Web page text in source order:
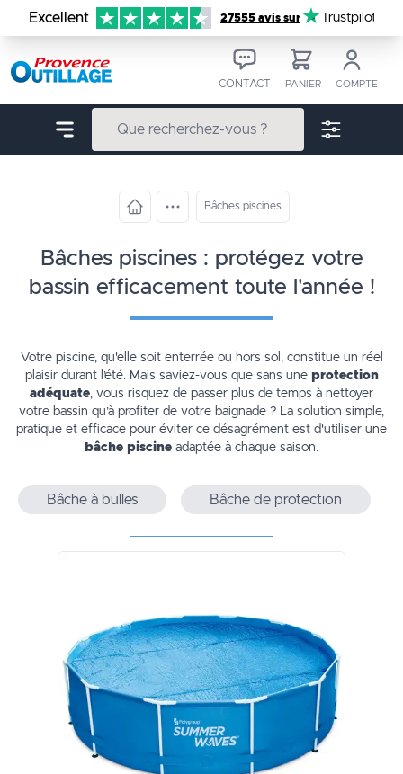
Aller au contenu
Excellent 27555 avis sur Trustpilot
CONTACT PANIER COMPTE
Bâches piscines
bâches piscines : protégez votre
bassin efficacement toute l'année !
Votre piscine, qu'elle soit enterrée ou hors sol, constitue un réel
plaisir durant l’été. Mais saviez-vous que sans une protection
adéquate, vous risquez de passer plus de temps à nettoyer
votre bassin qu’à profiter de votre baignade ? La solution simple,
pratique et efficace pour éviter ce désagrément est d'utiliser une
bâche piscine adaptée à chaque saison.
Bâche à bulles Bâche de protection